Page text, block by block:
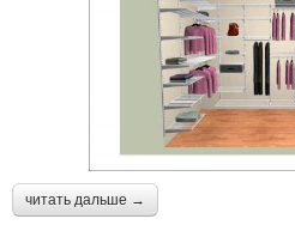
читать дальше →